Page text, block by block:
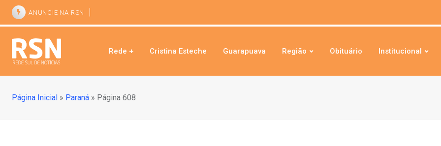
ANUNCIE NA RSN
Rede + Cristina Esteche Guarapuava Região Obituário Institucional
Página Inicial » Paraná » Página 608